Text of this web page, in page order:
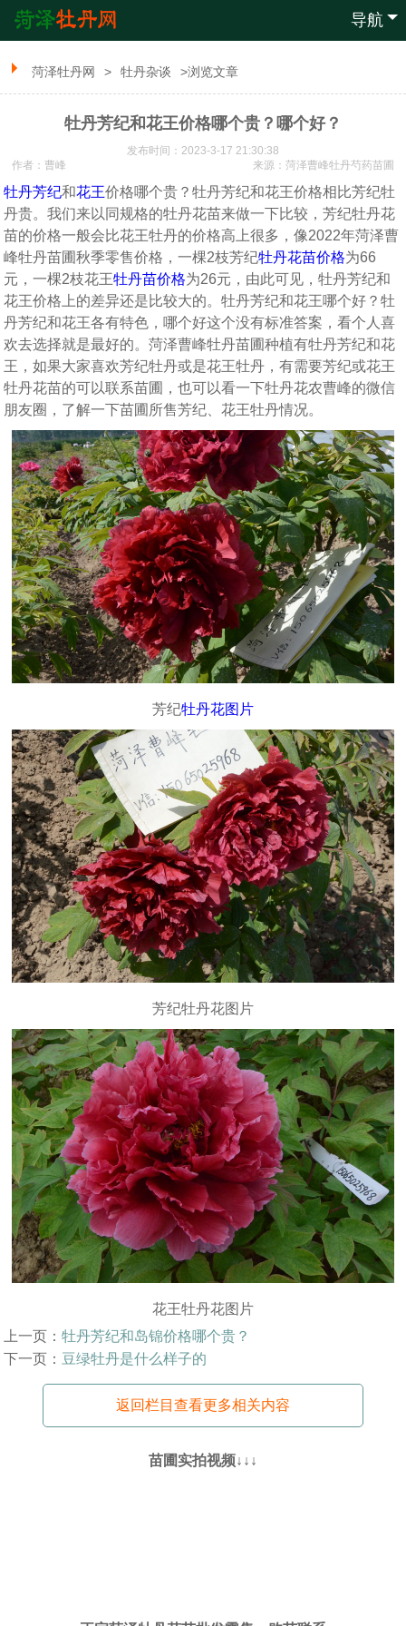
导航
菏泽牡丹网 > 牡丹杂谈 >浏览文章
牡丹芳纪和花王价格哪个贵？哪个好？
发布时间：2023-3-17 21:30:38
来源： 菏泽曹峰牡丹芍药苗圃
作者：曹峰
牡丹芳纪和花王价格哪个贵？牡丹芳纪和花王价格相比芳纪牡
丹贵。我们来以同规格的牡丹花苗来做一下比较，芳纪牡丹花
苗的价格一般会比花王牡丹的价格高上很多，像2022年菏泽曹
峰牡丹苗圃秋季零售价格，一棵2枝芳纪牡丹花苗价格为66
元，一棵2枝花王牡丹苗价格为26元，由此可见，牡丹芳纪和
花王价格上的差异还是比较大的。牡丹芳纪和花王哪个好？牡
丹芳纪和花王各有特色，哪个好这个没有标准答案，看个人喜
欢去选择就是最好的。菏泽曹峰牡丹苗圃种植有牡丹芳纪和花
王，如果大家喜欢芳纪牡丹或是花王牡丹，有需要芳纪或花王
牡丹花苗的可以联系苗圃，也可以看一下牡丹花农曹峰的微信
朋友圈，了解一下苗圃所售芳纪、花王牡丹情况。
芳纪牡丹花图片
芳纪牡丹花图片
花王牡丹花图片
上一页：牡丹芳纪和岛锦价格哪个贵？
下一页： 豆绿牡丹是什么样子的
返回栏目查看更多相关内容
苗圃实拍视频↓↓↓